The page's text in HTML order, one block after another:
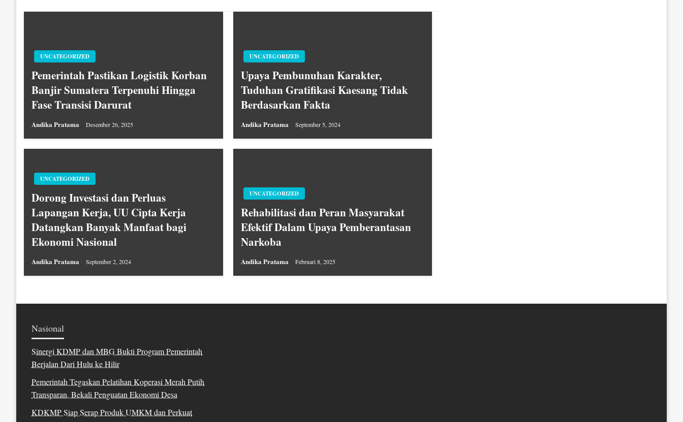
UNCATEGORIZED
Pemerintah Pastikan Logistik Korban
Banjir Sumatera Terpenuhi Hingga
Fase Transisi Darurat
Andika Pratama Desember 26, 2025
UNCATEGORIZED
Upaya Pembunuhan Karakter,
Tuduhan Gratifikasi Kaesang Tidak
Berdasarkan Fakta
Andika Pratama September 5, 2024
UNCATEGORIZED
Dorong Investasi dan Perluas
Lapangan Kerja, UU Cipta Kerja
Datangkan Banyak Manfaat bagi
Ekonomi Nasional
Andika Pratama September 2, 2024
UNCATEGORIZED
Rehabilitasi dan Peran Masyarakat
Efektif Dalam Upaya Pemberantasan
Narkoba
Andika Pratama Februari 8, 2025
Nasional
Sinergi KDMP dan MBG Bukti Program Pemerintah
Berjalan Dari Hulu ke Hilir
Pemerintah Tegaskan Pelatihan Koperasi Merah Putih
Transparan, Bekali Penguatan Ekonomi Desa
KDKMP Siap Serap Produk UMKM dan Perkuat